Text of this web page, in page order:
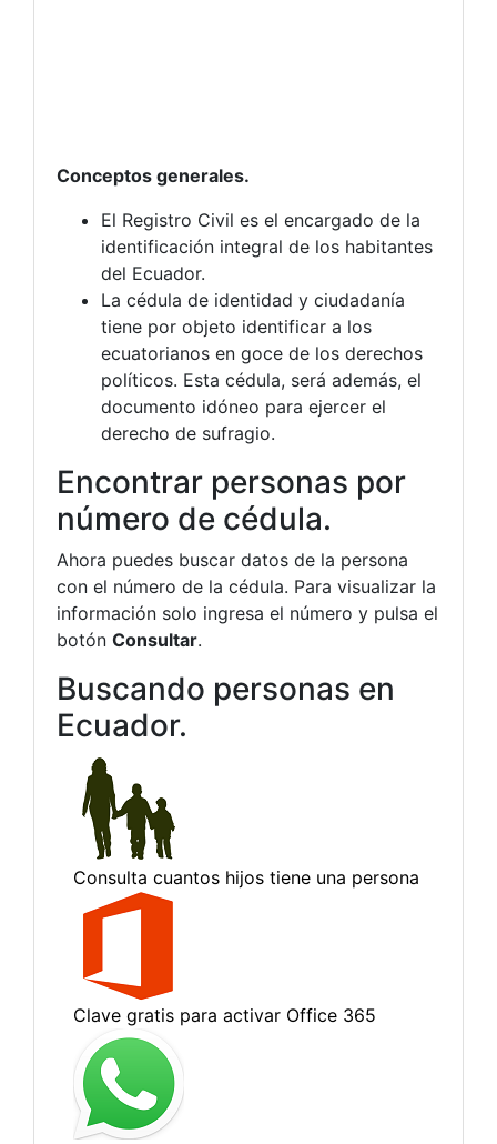
Conceptos generales.
El Registro Civil es el encargado de la
identificación integral de los habitantes
del Ecuador.
La cédula de identidad y ciudadanía
tiene por objeto identificar a los
ecuatorianos en goce de los derechos
políticos. Esta cédula, será además, el
documento idóneo para ejercer el
derecho de sufragio.
Encontrar personas por
número de cédula.
Ahora puedes buscar datos de la persona
con el número de la cédula. Para visualizar la
información solo ingresa el número y pulsa el
botón Consultar.
Buscando personas en
Ecuador.